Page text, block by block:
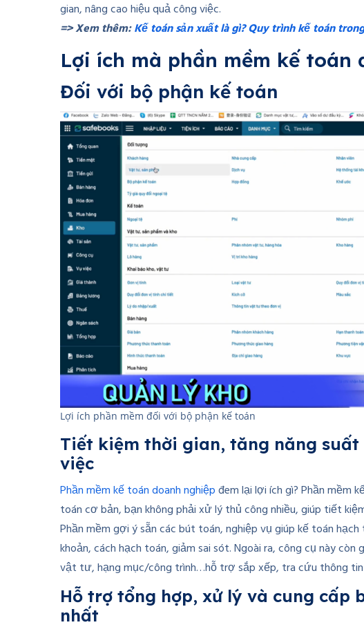
gian, nâng cao hiệu quả công việc.
=> Xem thêm:Kế toán sản xuất là gì? Quy trình kế toán
Lợi ích mà phần mềm kế toán
Đối với bộ phận kế toán
Lợi ích phần mềm đối với bộ phận kế toán
Tiết kiệm thời gian, tăng năng
việc
Phần mềm kế toán doanh nghiệpđem lại lợi ích gì? Phần mềm
toán cơ bản, bạn không phải xử lý thủ công nhiều, giúp tiết
Phần mềm gợi ý sẵn các bút toán, nghiệp vụ giúp kế toán
khoản, cách hạch toán, giảm sai sót. Ngoài ra, công cụ này
vật tư, hạng mục/công trình…hỗ trợ sắp xếp, tra cứu thông
Hỗ trợ tổng hợp, xử lý và cung cấp
nhất